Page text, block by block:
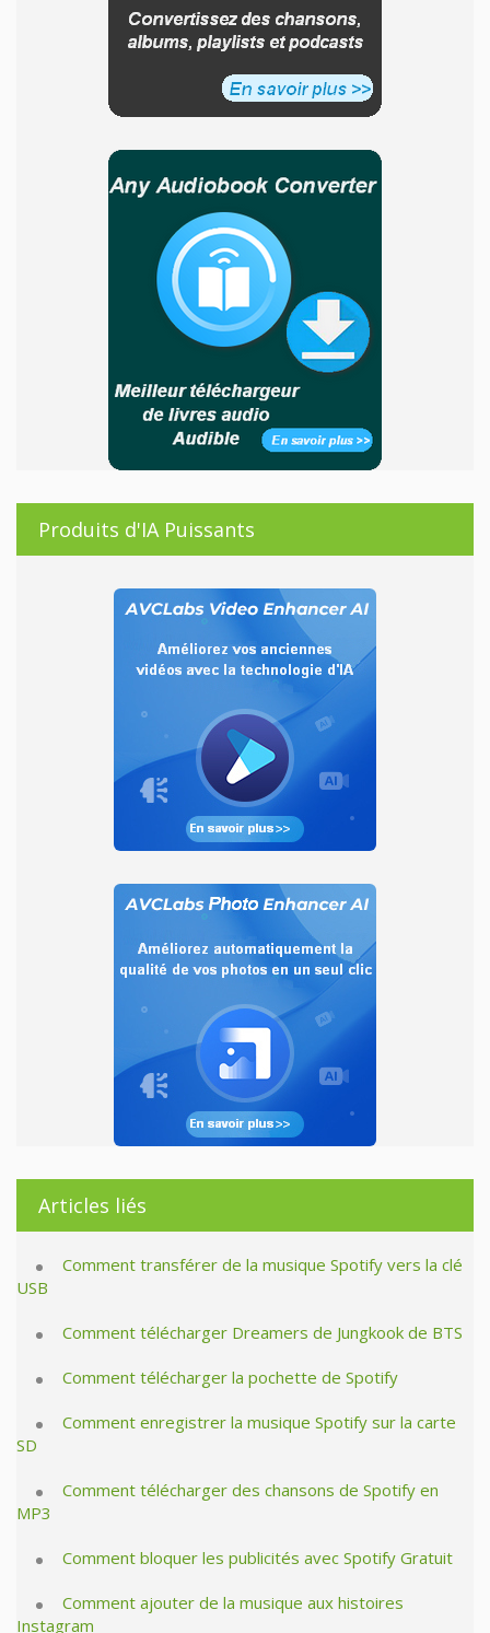
Produits d'IA Puissants
Articles liés
Comment transférer de la musique Spotify vers la clé
USB
Comment télécharger Dreamers de Jungkook de BTS
Comment télécharger la pochette de Spotify
Comment enregistrer la musique Spotify sur la carte
SD
Comment télécharger des chansons de Spotify en
MP3
Comment bloquer les publicités avec Spotify Gratuit
Comment ajouter de la musique aux histoires
Instagram